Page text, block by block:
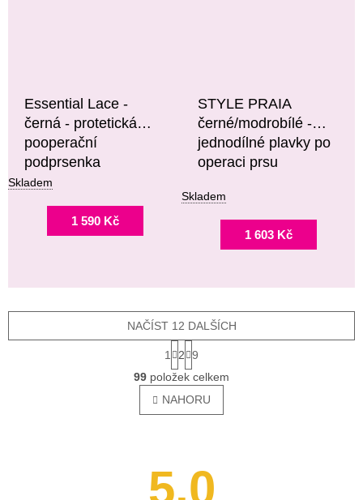
Essential Lace -
černá - protetická
pooperační
podprsenka
Skladem
1 590 Kč
STYLE PRAIA
černé/modrobílé -
jednodílné plavky po
operaci prsu
Skladem
1 603 Kč
O
V
L
Á
NAČÍST 12 DALŠÍCH
T
R
Á
N
K
1 2
9
99 položek celkem
NAHORU
5,0